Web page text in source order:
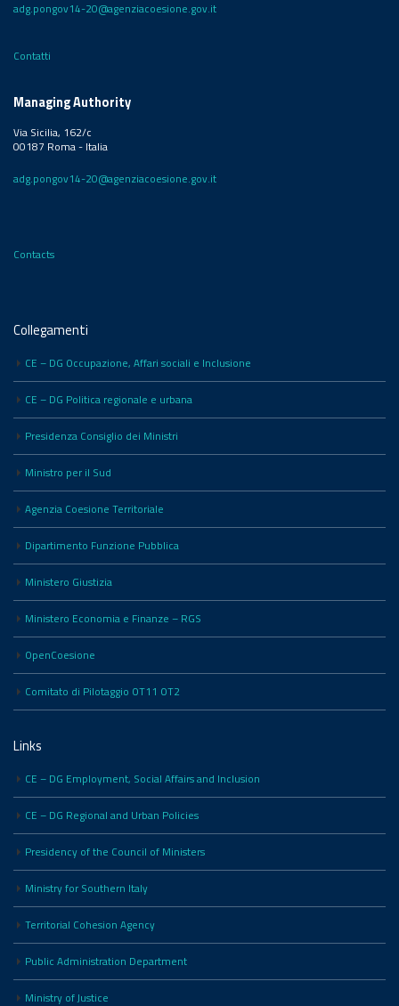
adg.pongov14-20@agenziacoesione.gov.it
Contatti
Managing Authority
Via Sicilia, 162/c
00187 Roma - Italia
adg.pongov14-20@agenziacoesione.gov.it
Contacts
Collegamenti
CE – DG Occupazione, Affari sociali e Inclusione
CE – DG Politica regionale e urbana
Presidenza Consiglio dei Ministri
Ministro per il Sud
Agenzia Coesione Territoriale
Dipartimento Funzione Pubblica
Ministero Giustizia
Ministero Economia e Finanze – RGS
OpenCoesione
Comitato di Pilotaggio OT11 OT2
Links
CE – DG Employment, Social Affairs and Inclusion
CE – DG Regional and Urban Policies
Presidency of the Council of Ministers
Ministry for Southern Italy
Territorial Cohesion Agency
Public Administration Department
Ministry of Justice